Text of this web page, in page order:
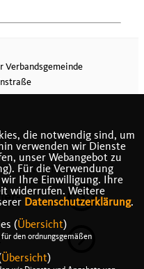
Verbandsgemeinde
KONTAKT
die notwendig sind, um
verwenden wir Dienste
unser Webangebot zu
Für die Verwendung
Ihre Einwilligung. Ihre
widerrufen. Weitere
Datenschutzerklärung.
(Übersicht)
den ordnungsgemäßen
Übersicht)